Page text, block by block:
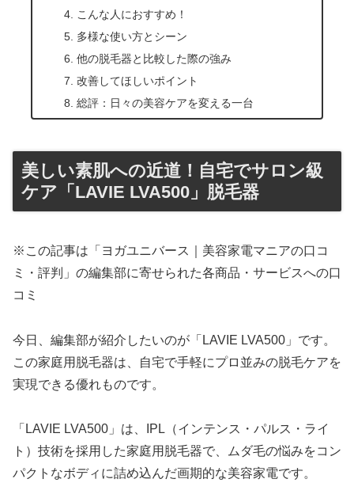
こんな人におすすめ！
多様な使い方とシーン
他の脱毛器と比較した際の強み
改善してほしいポイント
総評：日々の美容ケアを変える一台
美しい素肌への近道！自宅でサロン級
ケア「LAVIE LVA500」脱毛器
※この記事は「ヨガユニバース｜美容家電マニアの口コ
ミ・評判」の編集部に寄せられた各商品・サービスへの口
コミ
今日、編集部が紹介したいのが「LAVIE LVA500」です。
この家庭用脱毛器は、自宅で手軽にプロ並みの脱毛ケアを
実現できる優れものです。
「LAVIE LVA500」は、IPL（インテンス・パルス・ライ
ト）技術を採用した家庭用脱毛器で、ムダ毛の悩みをコン
パクトなボディに詰め込んだ画期的な美容家電です。